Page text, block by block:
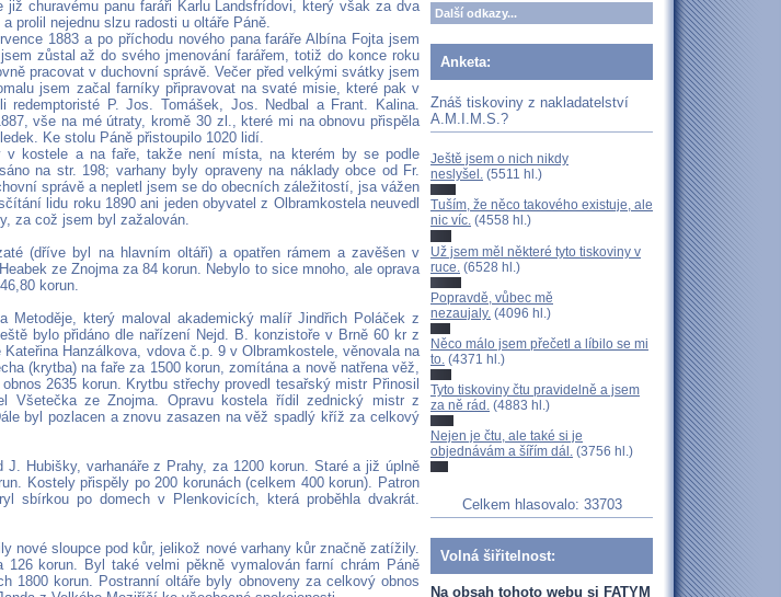
churavému panu faráři Karlu Landsfrídovi, který však za dva
prolil nejednu slzu radosti u oltáře Páně.
1883 a po příchodu nového pana faráře Albína Fojta jsem
zůstal až do svého jmenování farářem, totiž do konce roku
pracovat v duchovní správě. Večer před velkými svátky jsem
jsem začal farníky připravovat na svaté misie, které pak v
redemptoristé P. Jos. Tomášek, Jos. Nedbal a Frant. Kalina.
vše na mé útraty, kromě 30 zl., které mi na obnovu přispěla
Ke stolu Páně přistoupilo 1020 lidí.
v kostele a na faře, takže není místa, na kterém by se podle
na str. 198; varhany byly opraveny na náklady obce od Fr.
správě a nepletl jsem se do obecních záležitostí, jsa vážen
lidu roku 1890 ani jeden obyvatel z Olbramkostela neuvedl
za což jsem byl zažalován.
(dříve byl na hlavním oltáři) a opatřen rámem a zavěšen v
ze Znojma za 84 korun. Nebylo to sice mnoho, ale oprava
korun.
Metoděje, který maloval akademický malíř Jindřich Poláček z
bylo přidáno dle nařízení Nejd. B. konzistoře v Brně 60 kr z
Hanzálkova, vdova č.p. 9 v Olbramkostele, věnovala na
(krytba) na faře za 1500 korun, zomítána a nově natřena věž,
2635 korun. Krytbu střechy provedl tesařský mistr Přinosil
Všetečka ze Znojma. Opravu kostela řídil zednický mistr z
byl pozlacen a znovu zasazen na věž spadlý kříž za celkový
Hubišky, varhanáře z Prahy, za 1200 korun. Staré a již úplně
Kostely přispěly po 200 korunách (celkem 400 korun). Patron
sbírkou po domech v Plenkovicích, která proběhla dvakrát.
nové sloupce pod kůr, jelikož nové varhany kůr značně zatížily.
korun. Byl také velmi pěkně vymalován farní chrám Páně
1800 korun. Postranní oltáře byly obnoveny za celkový obnos
Další odkazy...
Anketa:
Znáš tiskoviny z nakladatelství
A.M.I.M.S.?
Ještě jsem o nich nikdy
neslyšel. (5511 hl.)
Tuším, že něco takového existuje, ale
nic víc. (4558 hl.)
Už jsem měl některé tyto tiskoviny v
ruce. (6528 hl.)
Popravdě, vůbec mě
nezaujaly. (4096 hl.)
Něco málo jsem přečetl a líbilo se mi
to. (4371 hl.)
Tyto tiskoviny čtu pravidelně a jsem
za ně rád. (4883 hl.)
Nejen je čtu, ale také si je
objednávám a šířím dál. (3756 hl.)
Celkem hlasovalo: 33703
Volná šiřitelnost:
Na obsah tohoto webu si FATYM